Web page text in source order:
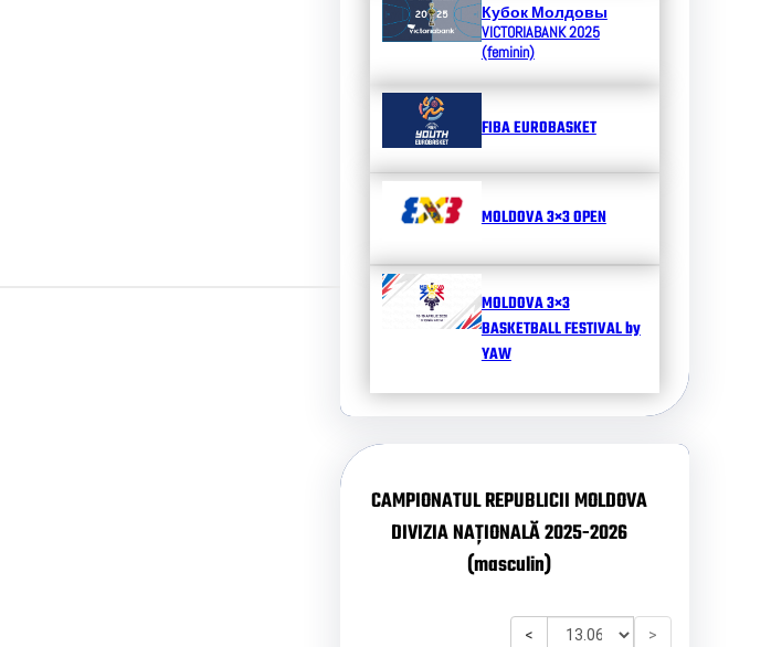
Кубок Молдовы
VICTORIABANK 2025
(feminin)
FIBA EUROBASKET
MOLDOVA 3×3 OPEN
MOLDOVA 3×3
BASKETBALL FESTIVAL by
YAW
CAMPIONATUL REPUBLICII MOLDOVA
DIVIZIA NAȚIONALĂ 2025-2026
(masculin)
< >